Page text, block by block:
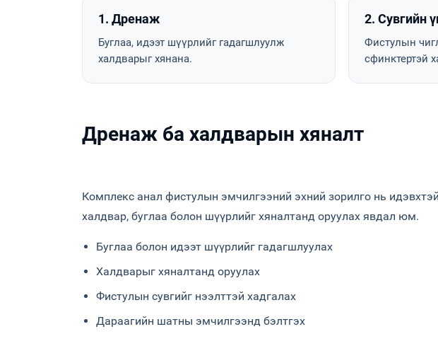
1. Дренаж
Буглаа, идээт шүүрлийг гадагшлуулж
халдварыг хянана.
2. Сувгийн
Фистулын
сфинктертэй
Дренаж ба халдварын хяналт
Комплекс анал фистулын эмчилгээний эхний зорилго нь идэвхтэй
халдвар, буглаа болон шүүрлийг хяналтанд оруулах явдал юм.
Буглаа болон идээт шүүрлийг гадагшлуулах
Халдварыг хяналтанд оруулах
Фистулын сувгийг нээлттэй хадгалах
Дараагийн шатны эмчилгээнд бэлтгэх